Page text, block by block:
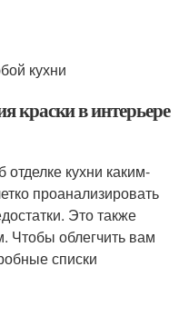
кухни
в интерьере
кухни каким-
проанализировать
Это также
Чтобы облегчить вам
списки